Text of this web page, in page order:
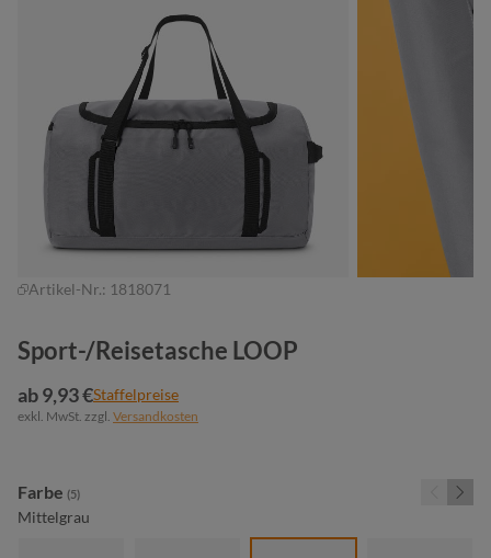
Artikel-Nr.: 1818071
Sport-/Reisetasche LOOP
ab 9,93 €Staffelpreise
exkl. MwSt. zzgl. Versandkosten
Farbe auswählen
(5)
Mittelgrau